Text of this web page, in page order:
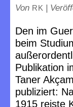
Von RK |
Den im
beim
Publikation
Taner
publiziert:
1915 reiste